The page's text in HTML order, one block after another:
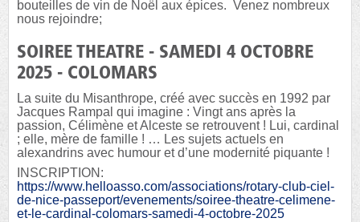
bouteilles de vin de Noël aux épices. Venez nombreux
nous rejoindre;
SOIREE THEATRE - SAMEDI 4 OCTOBRE
2025 - COLOMARS
La suite du Misanthrope, créé avec succès en 1992 par
Jacques Rampal qui imagine : Vingt ans après la
passion, Célimène et Alceste se retrouvent ! Lui, cardinal
; elle, mère de famille ! … Les sujets actuels en
alexandrins avec humour et d’une modernité piquante !
INSCRIPTION:
https://www.helloasso.com/associations/rotary-club-ciel-
de-nice-passeport/evenements/soiree-theatre-celimene-
et-le-cardinal-colomars-samedi-4-octobre-2025